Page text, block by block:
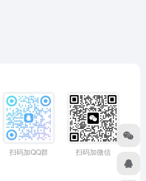
扫码加QQ群 扫码加微信